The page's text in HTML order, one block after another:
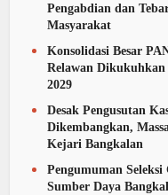
Pengabdian dan
Masyarakat
Konsolidasi Besar
Relawan
2029
Desak Pengusutan
Dikembangkan,
Kejari Bangkalan
Pengumuman
Sumber Daya